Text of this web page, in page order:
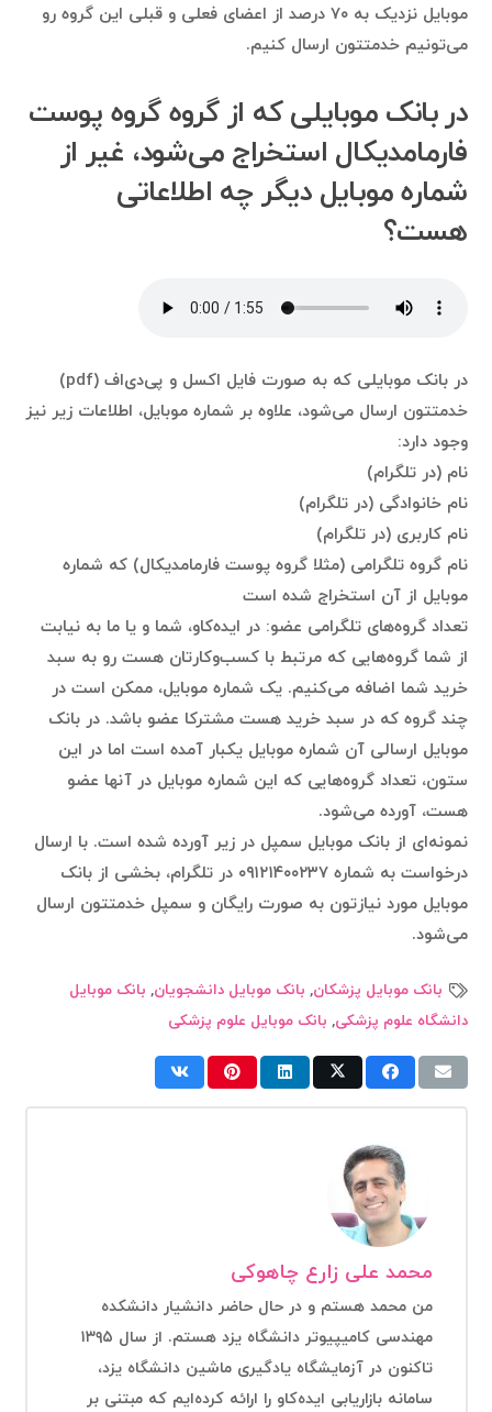
موبایل نزدیک به ۷۰ درصد از اعضای فعلی و قبلی این گروه رو
می‌تونیم خدمتتون ارسال کنیم.
در بانک موبایلی که از گروه گروه پوست
فارمامدیکال استخراج می‌شود، غیر از
شماره موبایل دیگر چه اطلاعاتی
هست؟
در بانک موبایلی که به صورت فایل اکسل و پی‌دی‌اف (pdf)
خدمتتون ارسال می‌شود، علاوه بر شماره موبایل، اطلاعات زیر نیز
وجود دارد:
نام (در تلگرام)
نام خانوادگی (در تلگرام)
نام کاربری (در تلگرام)
نام گروه تلگرامی (مثلا گروه پوست فارمامدیکال) که شماره
موبایل از آن استخراج شده است
تعداد گروه‌های تلگرامی عضو: در ایده‌کاو، شما و یا ما به نیابت
از شما گروه‌هایی که مرتبط با کسب‌وکارتان هست رو به سبد
خرید شما اضافه می‌کنیم. یک شماره موبایل، ممکن است در
چند گروه که در سبد خرید هست مشترکا عضو باشد. در بانک
موبایل ارسالی آن شماره موبایل یکبار آمده است اما در این
ستون،‌ تعداد گروه‌هایی که این شماره موبایل در آنها عضو
هست، آورده می‌شود.
نمونه‌ای از بانک موبایل سمپل در زیر آورده شده است. با ارسال
درخواست به شماره ۰۹۱۲۱۴۰۰۲۳۷ در تلگرام، بخشی از بانک
موبایل مورد نیازتون به صورت رایگان و سمپل خدمتتون ارسال
می‌شود.
بانک موبایل پزشکان, بانک موبایل دانشجویان, بانک موبایل
دانشگاه علوم پزشکی, بانک موبایل علوم پزشکی
محمد علی زارع چاهوکی
من محمد هستم و در حال حاضر دانشیار دانشکده
مهندسی کامیپیوتر دانشگاه یزد هستم. از سال ۱۳۹۵
تاکنون در آزمایشگاه یادگیری ماشین دانشگاه یزد،
سامانه بازاریابی ایده‌کاو را ارائه کرده‌ایم که مبتنی بر